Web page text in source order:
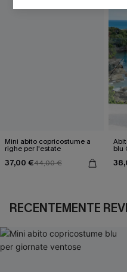
Mini abito copricostume a
righe per l'estate
37,00 €44,00 €
blu
RECENTEMENTE